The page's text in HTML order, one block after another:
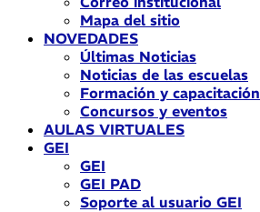
Mapa del sitio
NOVEDADES
Últimas Noticias
Noticias de las escuelas
Formación y capacitación
Concursos y eventos
AULAS VIRTUALES
GEI
GEI
GEI PAD
Soporte al usuario GEI